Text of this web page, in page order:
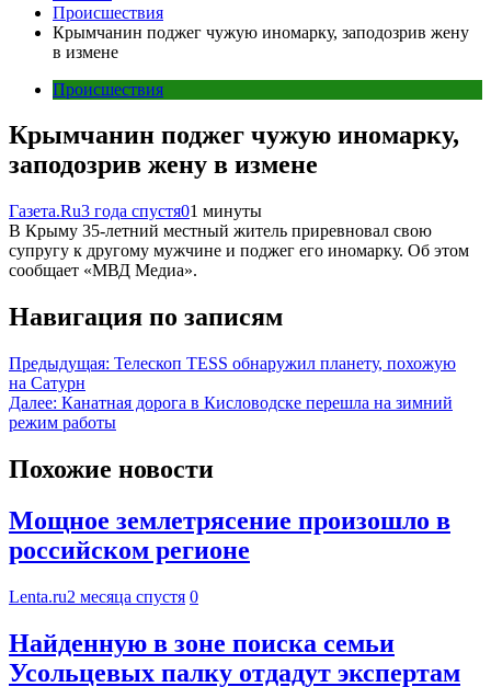
Происшествия
Крымчанин поджег чужую иномарку, заподозрив жену
в измене
Происшествия
Крымчанин поджег чужую иномарку,
заподозрив жену в измене
Газета.Ru3 года спустя01 минуты
В Крыму 35-летний местный житель приревновал свою
супругу к другому мужчине и поджег его иномарку. Об этом
сообщает «МВД Медиа».
Навигация по записям
Предыдущая: Телескоп TESS обнаружил планету, похожую
на Сатурн
Далее: Канатная дорога в Кисловодске перешла на зимний
режим работы
Похожие новости
Мощное землетрясение произошло в
российском регионе
Lenta.ru2 месяца спустя 0
Найденную в зоне поиска семьи
Усольцевых палку отдадут экспертам